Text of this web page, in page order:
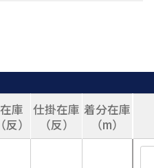
在庫
（反）
仕掛在庫
（反）
着分在庫
（m）